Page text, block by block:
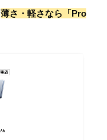
薄さ・軽さなら「Pro